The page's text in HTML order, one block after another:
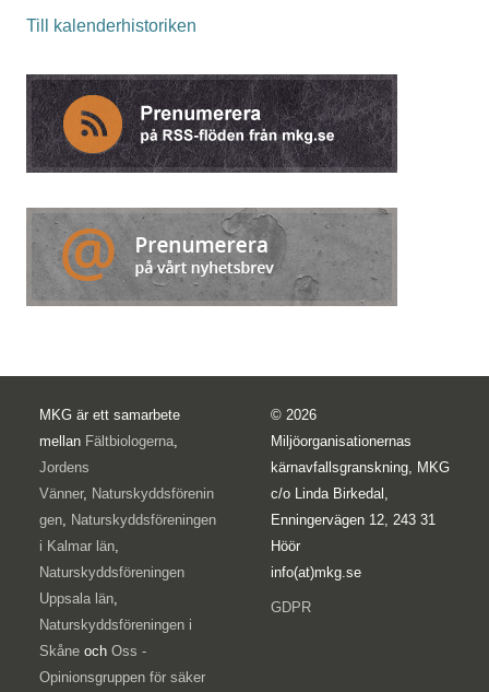
Till kalenderhistoriken
MKG är ett samarbete
mellan Fältbiologerna
Jordens
Vänner, Naturskyddsförenin
gen
Naturskyddsföreningen
i Kalmar län
Naturskyddsföreningen
Uppsala län
Naturskyddsföreningen i
Skåne och Oss -
Opinionsgruppen för säker
© 2026
Miljöorganisationernas
kärnavfallsgranskning, MKG
c/o Linda Birkedal,
Enningervägen 12, 243 31
Höör
info(at)mkg.se
GDPR